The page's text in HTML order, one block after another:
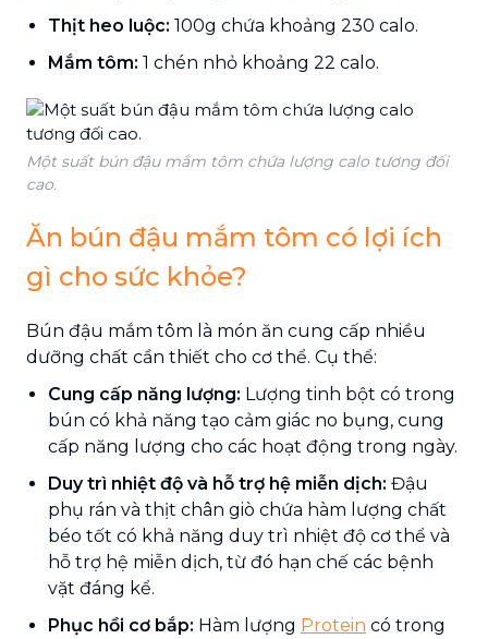
Thịt heo luộc: 100g chứa khoảng 230 calo.
Mắm tôm: 1 chén nhỏ khoảng 22 calo.
Một suất bún đậu mắm tôm chứa lượng calo tương đối
cao.
Ăn bún đậu mắm tôm có lợi ích
gì cho sức khỏe?
Bún đậu mắm tôm là món ăn cung cấp nhiều
dưỡng chất cần thiết cho cơ thể. Cụ thể:
Cung cấp năng lượng: Lượng tinh bột có trong
bún có khả năng tạo cảm giác no bụng, cung
cấp năng lượng cho các hoạt động trong ngày.
Duy trì nhiệt độ và hỗ trợ hệ miễn dịch: Đậu
phụ rán và thịt chân giò chứa hàm lượng chất
béo tốt có khả năng duy trì nhiệt độ cơ thể và
hỗ trợ hệ miễn dịch, từ đó hạn chế các bệnh
vặt đáng kể.
Phục hồi cơ bắp: Hàm lượng Protein có trong